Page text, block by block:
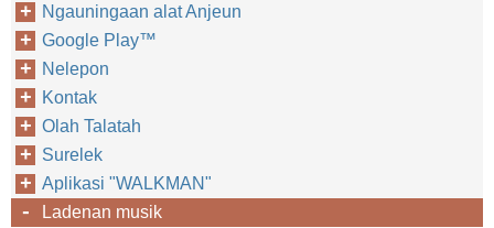
Ngauningaan alat Anjeun
Google Play™‎
Nelepon
Kontak
Olah Talatah
Surelek
Aplikasi "WALKMAN"
Ladenan musik